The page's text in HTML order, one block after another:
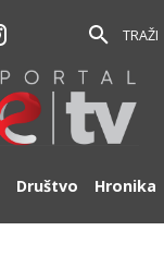
TRAŽI
Društvo Hronika